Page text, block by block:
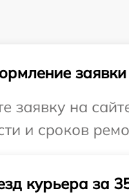
заявки
заявку на
и сроков
курьера за